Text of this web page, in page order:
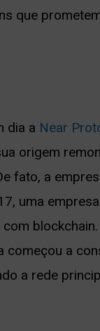
que
dia a Near
origem
fato, a
uma
começou a
a rede